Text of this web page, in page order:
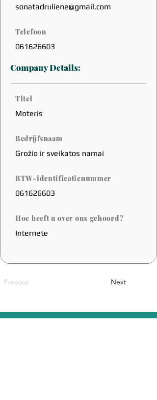
sonatadruliene@gmail.com
Telefoon
061626603
Company Details:
Titel
Moteris
Bedrijfsnaam
Grožio ir sveikatos namai
BTW-identificatienummer
061626603
Hoe heeft u over ons gehoord?
Internete
Previous Next